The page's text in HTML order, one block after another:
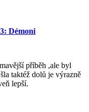
Démoni
příběh ,ale byl
taktéž dolů je výrazně
lepší.